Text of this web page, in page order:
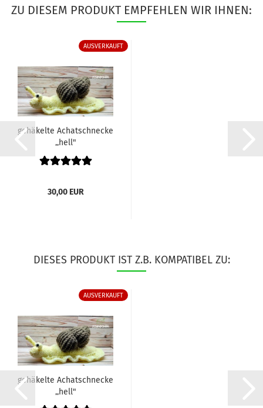
ZU DIESEM PRODUKT EMPFEHLEN WIR IHNEN:
AUSVERKAUFT
gehäkelte Achatschnecke
,,hell"
30,00 EUR
DIESES PRODUKT IST Z.B. KOMPATIBEL ZU:
AUSVERKAUFT
gehäkelte Achatschnecke
,,hell"